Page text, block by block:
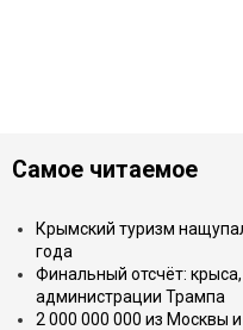
Самое читаемое
Крымский туризм
года
Финальный отсчёт:
администрации Трампа
2 000 000 000 из Москвы